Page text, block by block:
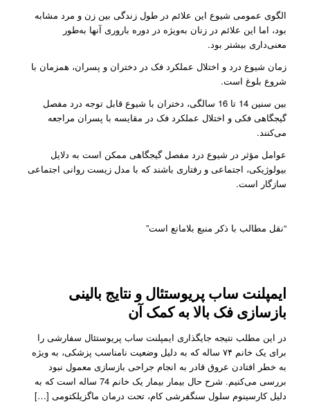
الگوی عمومی شیوع این علائم در طول زندگی بین زن و مرد مشابه
بود، اما این علائم در زنان به‌ویژه در دوره باروری آنها به‌طور
معنی‌داری بیشتر بود.
زمان شیوع درد و اختلال عملکرد فک در دختران و پسران، همزمان با
شروع بلوغ است.
بین سنین 14 تا 16 سالگی، دختران با شیوع قابل توجه درد مفصل
گیجگاهی فکی و اختلال عملکرد فک در مقایسه با پسران مراجعه
می‌کنند.
عوامل مؤثر در شیوع درد مفصل گیجگاهی ممکن است به دلایل
بیولوژیکی، اجتماعی و رفتاری باشند که با مدل زیست روانی اجتماعی
سازگار است.
“نقل مطالب با ذکر منبع بلامانع است”
ایمپلنت ساب پریوستئال و نتایج بالینی
بازسازی فک بالا به کمک آن
در این مطلب نتیجه جایگذاری ایمپلنت ساب پریوستئال سفارشی را
برای یک خانم ۷۴ ساله که به دلیل وضعیت نامناسب پزشکی، به ویژه
به خطر افتادن عروق قادر به انجام جراحی بازسازی معمول نبود
بررسی می‌کنیم. شرح حال بیمار بیمار یک خانم 74 ساله است که به
دلیل کارسینوم سلول سنگفرشی کام، تحت درمان ماگزیلکتومی […]